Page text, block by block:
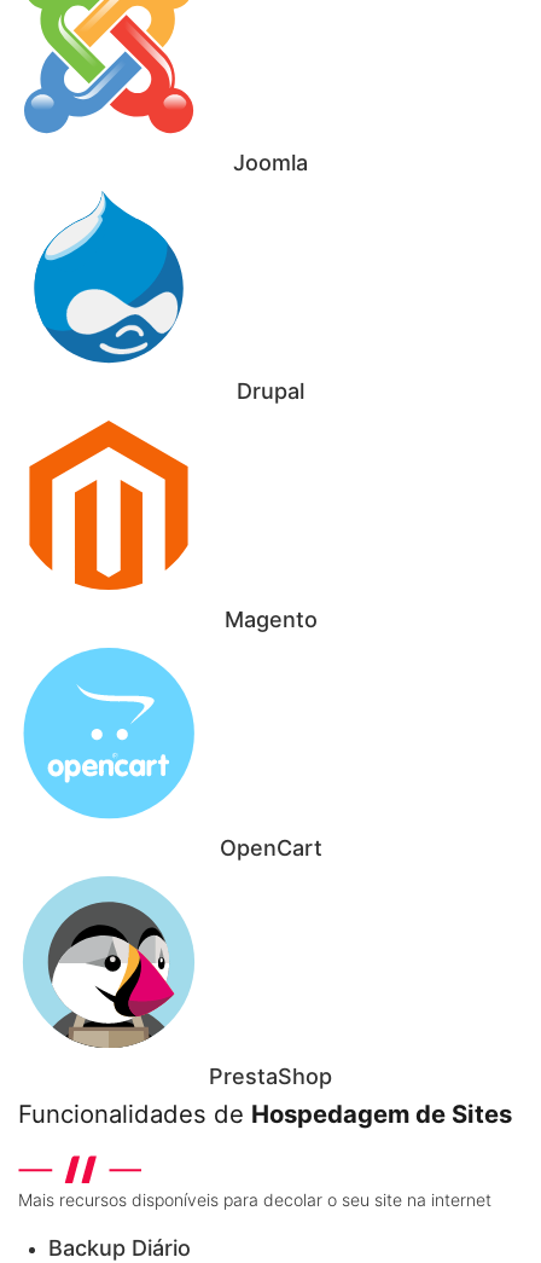
Joomla
Drupal
Magento
OpenCart
PrestaShop
Funcionalidades de Hospedagem de Sites
Mais recursos disponíveis para decolar o seu site na internet
Backup Diário